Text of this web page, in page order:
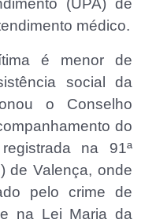
(UPA) de
médico.
é menor de
social da
o Conselho
do
na 91ª
de Valença, onde
pelo crime de
na Lei Maria da